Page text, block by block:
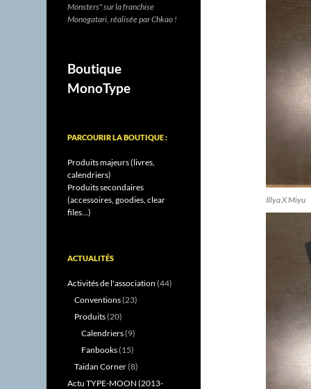
Illya X Miyu
Monsters" sur la franchise
Monogatari, réalisée par Chkao !
Boutique
MonoType
PARCOURIR LA BOUTIQUE :
Produits majeurs (livres,
calendriers)
Produits secondaires
(accessoires, goodies, clear
files...)
ACTUALITÉS
Activités de l'association (44)
Conventions(23)
Produits(20)
Calendriers(9)
Fanbooks(15)
Taidan Corner(8)
Actu TYPE-MOON (2013-